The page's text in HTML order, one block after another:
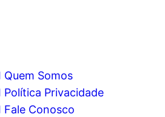
Quem Somos
Política Privacidade
Fale Conosco